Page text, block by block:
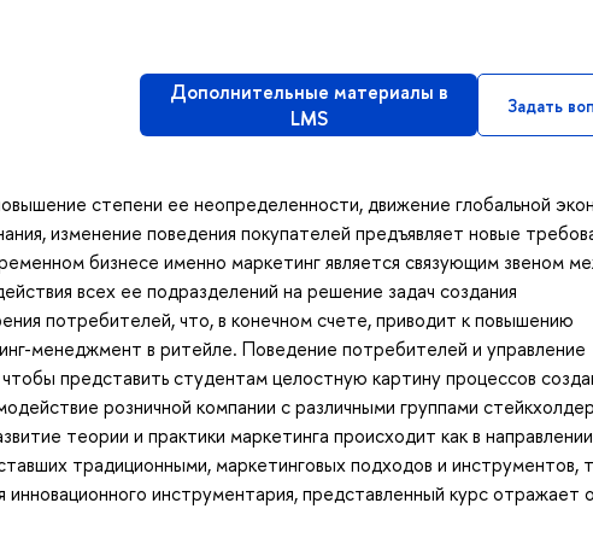
Дополнительные материалы в
LMS
Задать
степени ее неопределенности, движение глобальной
изменение поведения покупателей предъявляет новые
бизнесе именно маркетинг является связующим звеном
всех ее подразделений на решение задач создания
потребителей, что, в конечном счете, приводит к повышению
менеджмент в ритейле. Поведение потребителей и управление
представить студентам целостную картину процессов
розничной компании с различными группами
теории и практики маркетинга происходит как в направлении
традиционными, маркетинговых подходов и инструментов,
инновационного инструментария, представленный курс отражает